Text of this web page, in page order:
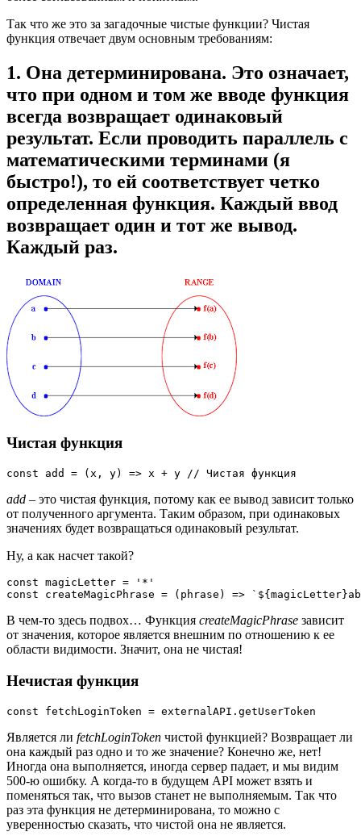
Так что же это за загадочные чистые функции? Чистая
функция отвечает двум основным требованиям:
1. Она детерминирована. Это означает,
что при одном и том же вводе функция
всегда возвращает одинаковый
результат. Если проводить параллель с
математическими терминами (я
быстро!), то ей соответствует четко
определенная функция. Каждый ввод
возвращает один и тот же вывод.
Каждый раз.
Чистая функция
add – это чистая функция, потому как ее вывод зависит только
от полученного аргумента. Таким образом, при одинаковых
значениях будет возвращаться одинаковый результат.
Ну, а как насчет такой?
const magicLetter = '*'
В чем-то здесь подвох… Функция createMagicPhrase зависит
от значения, которое является внешним по отношению к ее
области видимости. Значит, она не чистая!
Нечистая функция
Является ли fetchLoginToken чистой функцией? Возвращает ли
она каждый раз одно и то же значение? Конечно же, нет!
Иногда она выполняется, иногда сервер падает, и мы видим
500-ю ошибку. А когда-то в будущем API может взять и
поменяться так, что вызов станет не выполняемым. Так что
раз эта функция не детерминирована, то можно с
уверенностью сказать, что чистой она не является.